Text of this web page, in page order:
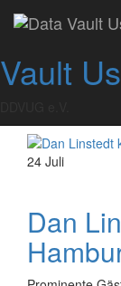
Vault
24 Juli
Dan